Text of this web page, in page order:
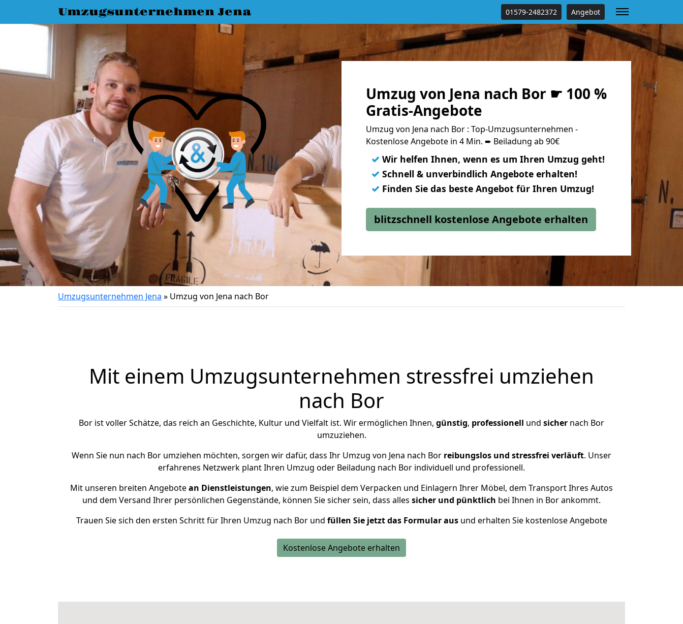
Umzugsunternehmen Jena 01579-2482372 Angebot
Umzug von Jena nach Bor ☛ 100 %
Gratis-Angebote
Umzug von Jena nach Bor : Top-Umzugsunternehmen -
Kostenlose Angebote in 4 Min. ➨ Beiladung ab 90€
✓ Wir helfen Ihnen, wenn es um Ihren Umzug geht!
✓ Schnell & unverbindlich Angebote erhalten!
✓ Finden Sie das beste Angebot für Ihren Umzug!
blitzschnell kostenlose Angebote erhalten
Umzugsunternehmen Jena » Umzug von Jena nach Bor
Mit einem Umzugsunternehmen stressfrei umziehen
nach Bor
Bor ist voller Schätze, das reich an Geschichte, Kultur und Vielfalt ist. Wir ermöglichen Ihnen, günstig, professionell und sicher nach Bor
umzuziehen.
Wenn Sie nun nach Bor umziehen möchten, sorgen wir dafür, dass Ihr Umzug von Jena nach Bor reibungslos und stressfrei verläuft. Unser
erfahrenes Netzwerk plant Ihren Umzug oder Beiladung nach Bor individuell und professionell.
Mit unseren breiten Angebotean Dienstleistungen, wie zum Beispiel dem Verpacken und Einlagern Ihrer Möbel, dem Transport Ihres Autos
und dem Versand Ihrer persönlichen Gegenstände, können Sie sicher sein, dass alles sicher und pünktlich bei Ihnen in Bor ankommt.
Trauen Sie sich den ersten Schritt für Ihren Umzug nach Bor und füllen Sie jetzt das Formular ausund erhalten Sie kostenlose Angebote
Kostenlose Angebote erhalten